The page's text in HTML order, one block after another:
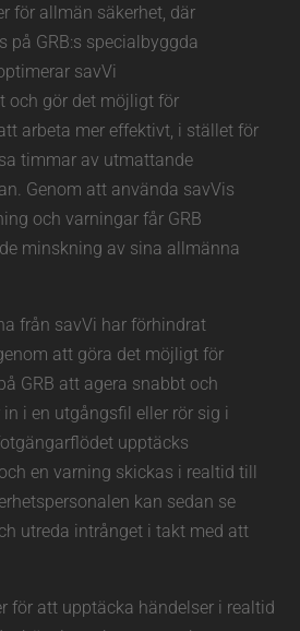
för allmän säkerhet, där
på GRB:s specialbyggda
savVi
och gör det möjligt för
arbeta mer effektivt, i stället för
timmar av utmattande
Genom att använda savVis
och varningar får GRB
minskning av sina allmänna
från savVi har förhindrat
att göra det möjligt för
GRB att agera snabbt och
i en utgångsfil eller rör sig i
upptäcks
en varning skickas i realtid till
kan sedan se
utreda intrånget i takt med att
för att upptäcka händelser i realtid